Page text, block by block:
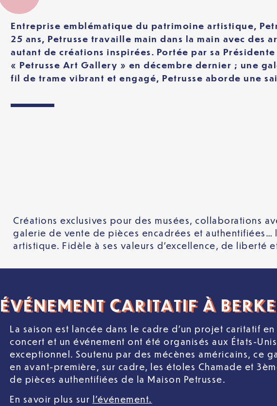
Entreprise emblématique du patrimoine artistique,
25 ans, Petrusse travaille main dans la main avec
autant de créations inspirées. Portée par sa
« Petrusse Art Gallery » en décembre dernier ; une
fil de trame vibrant et engagé, Petrusse aborde une
Créations exclusives pour des musées, collaborations
galerie de vente de pièces encadrées et authentifiées…
artistique. Fidèle à ses valeurs d’excellence, de liberté
ÉVÉNEMENT CARITATIF À
La saison est lancée dans le cadre d’un projet caritatif
concert et un événement ont été organisés aux États-
exceptionnel. Soutenu par des mécènes américains, ce
en avant-première, sur cadre, les étoles Chamade et
de pièces authentifiées de la Maison Petrusse.
En savoir plus sur l’événement.